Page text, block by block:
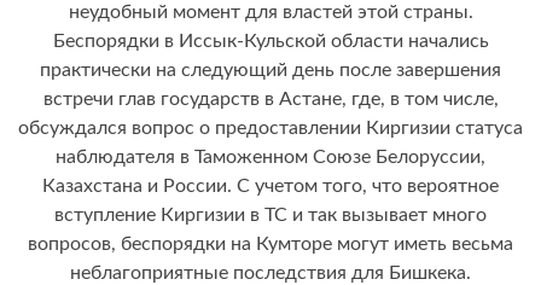
неудобный момент для властей этой страны.
Беспорядки в Иссык-Кульской области начались
практически на следующий день после завершения
встречи глав государств в Астане, где, в том числе,
обсуждался вопрос о предоставлении Киргизии статуса
наблюдателя в Таможенном Союзе Белоруссии,
Казахстана и России. С учетом того, что вероятное
вступление Киргизии в ТС и так вызывает много
вопросов, беспорядки на Кумторе могут иметь весьма
неблагоприятные последствия для Бишкека.